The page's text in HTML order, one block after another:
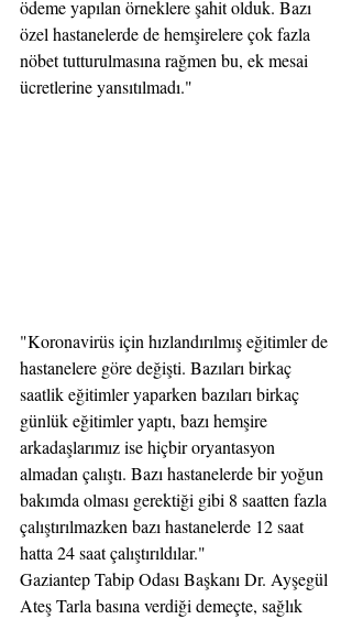
ödeme yapılan örneklere şahit olduk. Bazı
özel hastanelerde de hemşirelere çok fazla
nöbet tutturulmasına rağmen bu, ek mesai
ücretlerine yansıtılmadı."
"Koronavirüs için hızlandırılmış eğitimler de
hastanelere göre değişti. Bazıları birkaç
saatlik eğitimler yaparken bazıları birkaç
günlük eğitimler yaptı, bazı hemşire
arkadaşlarımız ise hiçbir oryantasyon
almadan çalıştı. Bazı hastanelerde bir yoğun
bakımda olması gerektiği gibi 8 saatten fazla
çalıştırılmazken bazı hastanelerde 12 saat
hatta 24 saat çalıştırıldılar."
Gaziantep Tabip Odası Başkanı Dr. Ayşegül
Ateş Tarla basına verdiği demeçte, sağlık